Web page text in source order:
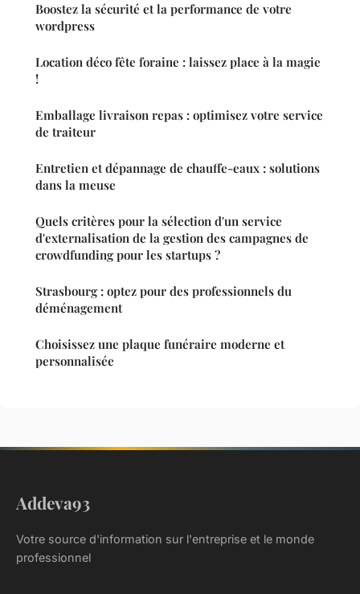
Boostez la sécurité et la performance de votre
wordpress
Location déco fête foraine : laissez place à la magie
!
Emballage livraison repas : optimisez votre service
de traiteur
Entretien et dépannage de chauffe-eaux : solutions
dans la meuse
Quels critères pour la sélection d'un service
d'externalisation de la gestion des campagnes de
crowdfunding pour les startups ?
Strasbourg : optez pour des professionnels du
déménagement
Choisissez une plaque funéraire moderne et
personnalisée
Addeva93
Votre source d'information sur l'entreprise et le monde
professionnel